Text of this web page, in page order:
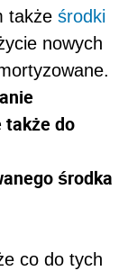
także środki
nowych
także do
środka
co do tych